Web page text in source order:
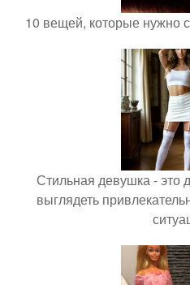
10 вещей, которые нужно
Стильная девушка - это
выглядеть